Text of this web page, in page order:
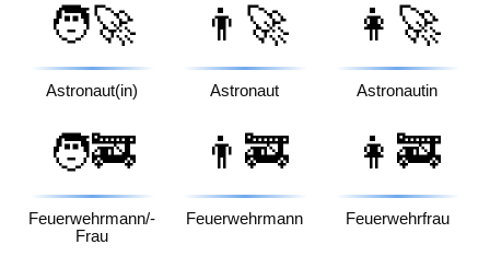
🧑‍🚀
Astronaut(in)
👨‍🚀
Astronaut
👩‍🚀
Astronautin
🧑‍🚒
Feuerwehrmann/-
Frau
👨‍🚒
Feuerwehrmann
👩‍🚒
Feuerwehrfrau